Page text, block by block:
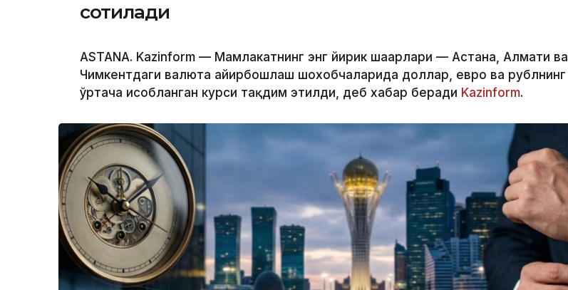
сотилади
ASTANA. Kazinform — Мамлакатнинг энг йирик шаҳарлари — Астана, Алмати ва
Чимкентдаги валюта айирбошлаш шохобчаларида доллар, евро ва рублнинг
ўртача ҳисобланган курси тақдим этилди, деб хабар беради Kazinform.